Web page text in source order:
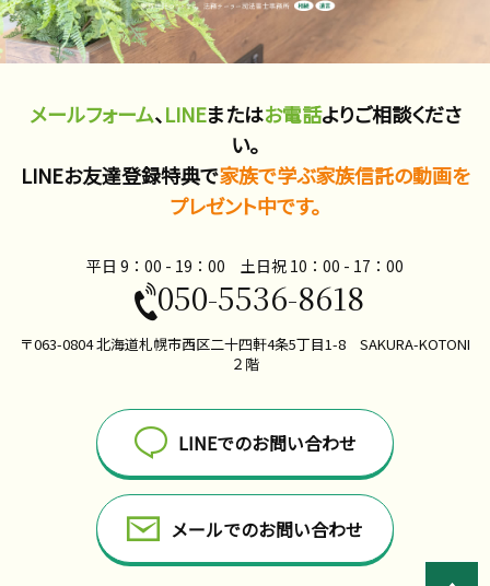
メールフォーム、LINEまたはお電話よりご相談くださ
い。
LINEお友達登録特典で家族で学ぶ家族信託の動画を
プレゼント中です。
平日 9：00 - 19：00 土日祝 10：00​ - 17：00
050-5536-8618
〒063-0804 北海道札幌市西区二十四軒4条5丁目1-8 SAKURA-KOTONI
２階
LINEでのお問い合わせ
メールでのお問い合わせ